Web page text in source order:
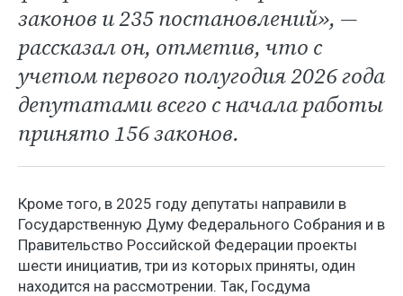
законов и 235 постановлений», —
рассказал он, отметив, что с
учетом первого полугодия 2026 года
депутатами всего с начала работы
принято 156 законов.
Кроме того, в 2025 году депутаты направили в
Государственную Думу Федерального Собрания и в
Правительство Российской Федерации проекты
шести инициатив, три из которых приняты, один
находится на рассмотрении. Так, Госдума